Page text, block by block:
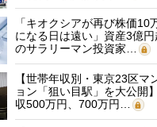
「キオクシアが再び株価10
になる日は遠い」資産3億円
のサラリーマン投資家…
【世帯年収別・東京23区マ
ョン「狙い目駅」を大公開
収500万円、700万円…